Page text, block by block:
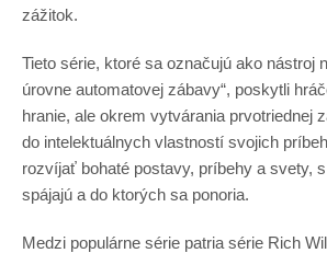
zážitok.
Tieto série, ktoré sa označujú ako nástroj
úrovne automatovej zábavy“, poskytli
hranie, ale okrem vytvárania prvotriednej
do intelektuálnych vlastností svojich
rozvíjať bohaté postavy, príbehy a svety,
spájajú a do ktorých sa ponoria.
Medzi populárne série patria série Rich